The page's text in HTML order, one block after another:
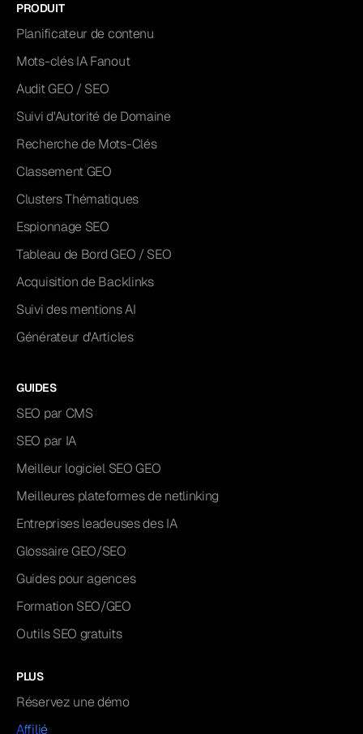
PRODUIT
Planificateur de contenu
Mots-clés IA Fanout
Audit GEO / SEO
Suivi d'Autorité de Domaine
Recherche de Mots-Clés
Classement GEO
Clusters Thématiques
Espionnage SEO
Tableau de Bord GEO / SEO
Acquisition de Backlinks
Suivi des mentions AI
Générateur d'Articles
GUIDES
SEO par CMS
SEO par IA
Meilleur logiciel SEO GEO
Meilleures plateformes de netlinking
Entreprises leadeuses des IA
Glossaire GEO/SEO
Guides pour agences
Formation SEO/GEO
Outils SEO gratuits
PLUS
Réservez une démo
Affilié